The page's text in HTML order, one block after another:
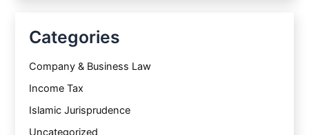
Categories
Company & Business Law
Income Tax
Islamic Jurisprudence
Uncategorized